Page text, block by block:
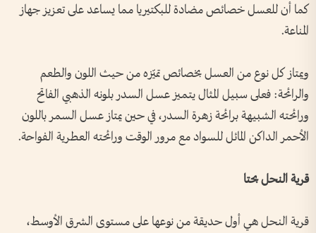
كما أن للعسل خصائص مضادة للبكتيريا مما يساعد على تعزيز جهاز
المناعة.
ويمتاز كل نوع من العسل بخصائص تميّزه من حيث اللون والطعم
والرائحة: فعلى سبيل المثال يتميز عسل السدر بلونه الذهبي الفاتح
ورائحته الشبيهة برائحة زهرة السدر، في حين يمتاز عسل السمر باللون
الأحمر الداكن المائل للسواد مع مرور الوقت ورائحته العطرية الفواحة.
قرية النحل بحتا
قرية النحل هي أول حديقة من نوعها على مستوى الشرق الأوسط،